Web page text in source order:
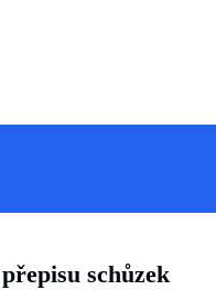
schůzek